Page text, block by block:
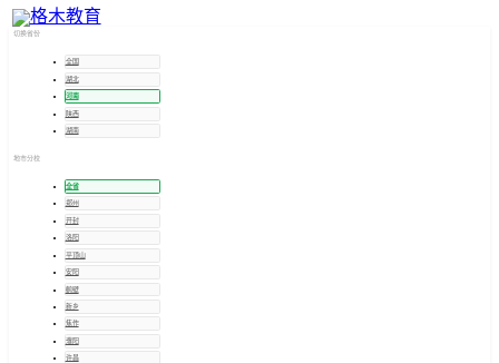
切换省份
全国
湖北
河南
陕西
湖南
地市分校
全省
郑州
开封
洛阳
平顶山
安阳
鹤壁
新乡
焦作
濮阳
许昌